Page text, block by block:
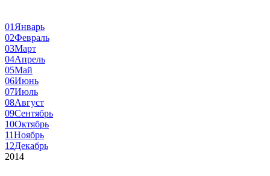
01 Январь
02Февраль
03Март
04Апрель
05Май
06Июнь
07Июль
08Август
09Сентябрь
10Октябрь
11Ноябрь
12Декабрь
2014